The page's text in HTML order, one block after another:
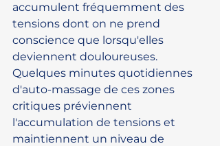
accumulent fréquemment des
tensions dont on ne prend
conscience que lorsqu'elles
deviennent douloureuses.
Quelques minutes quotidiennes
d'auto-massage de ces zones
critiques préviennent
l'accumulation de tensions et
maintiennent un niveau de